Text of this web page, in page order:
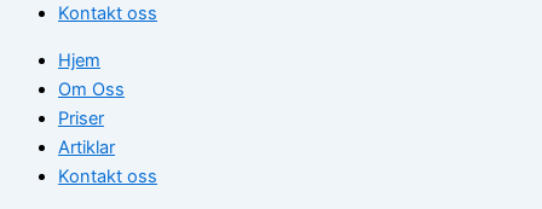
Kontakt oss
Hjem
Om Oss
Priser
Artiklar
Kontakt oss